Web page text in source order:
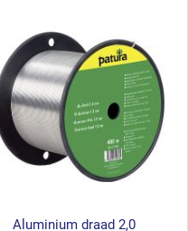
Aluminium draad 2,0